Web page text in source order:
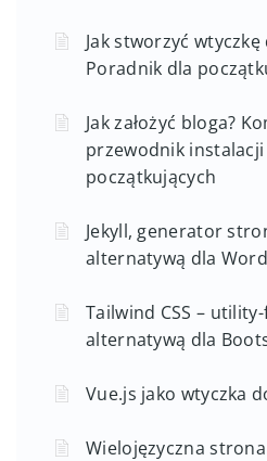
Jak stworzyć
Poradnik dla
Jak założyć bloga?
przewodnik
początkujących
Jekyll, generator
alternatywą dla
Tailwind CSS –
alternatywą dla
Vue.js jako wtyczka
Wielojęzyczna